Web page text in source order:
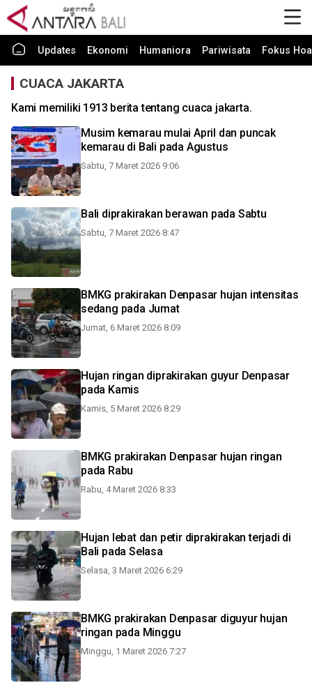
Updates Ekonomi Humaniora Pariwisata Fokus
CUACA JAKARTA
Kami memiliki 1913 berita tentang cuaca jakarta.
Musim kemarau mulai April dan puncak
kemarau di Bali pada Agustus
Sabtu, 7 Maret 2026 9:06
Bali diprakirakan berawan pada Sabtu
Sabtu, 7 Maret 2026 8:47
BMKG prakirakan Denpasar hujan intensitas
sedang pada Jumat
Jumat, 6 Maret 2026 8:09
Hujan ringan diprakirakan guyur Denpasar
pada Kamis
Kamis, 5 Maret 2026 8:29
BMKG prakirakan Denpasar hujan ringan
pada Rabu
Rabu, 4 Maret 2026 8:33
Hujan lebat dan petir diprakirakan terjadi di
Bali pada Selasa
Selasa, 3 Maret 2026 6:29
BMKG prakirakan Denpasar diguyur hujan
ringan pada Minggu
Minggu, 1 Maret 2026 7:27